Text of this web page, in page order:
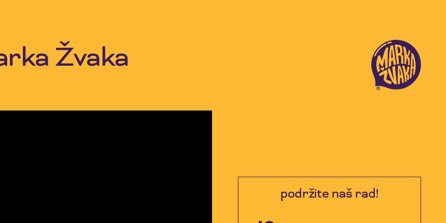
Žvaka
podržite naš rad!